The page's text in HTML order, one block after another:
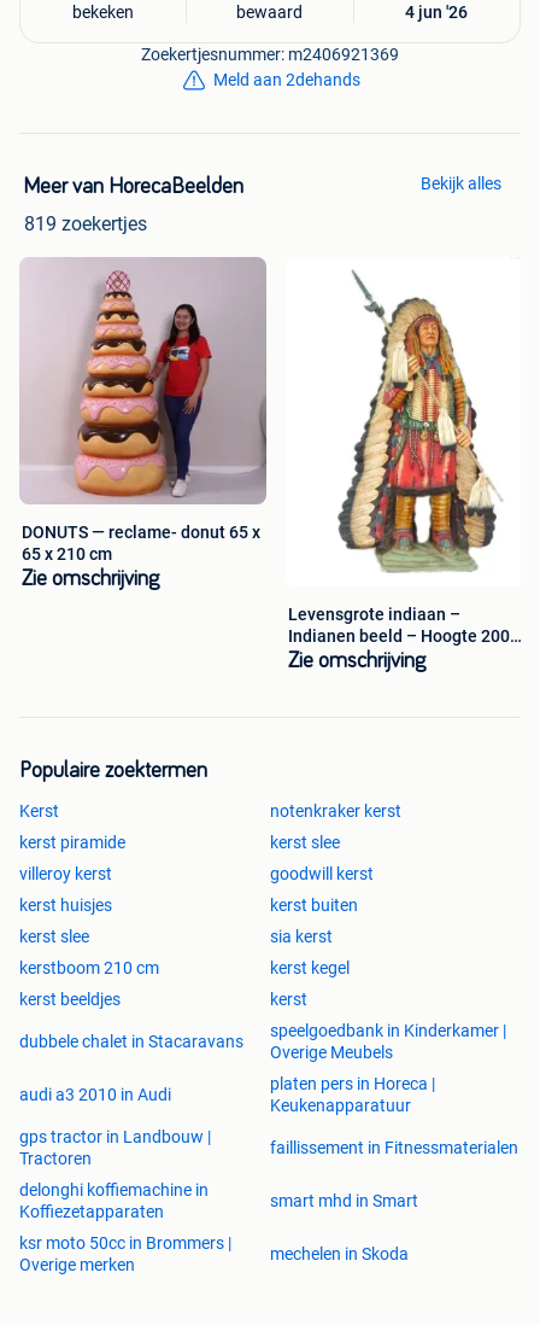
bekeken bewaard 4 jun '26
Zoekertjesnummer: m2406921369
Meld aan 2dehands
Meer van HorecaBeelden
819 zoekertjes
Bekijk alles
DONUTS — reclame- donut 65 x
65 x 210 cm
Zie omschrijving
Levensgrote indiaan –
Indianen beeld – Hoogte 200
cm
Zie omschrijving
Populaire zoektermen
Kerst
notenkraker kerst
kerst piramide
kerst slee
villeroy kerst
goodwill kerst
kerst huisjes
kerst buiten
kerst slee
sia kerst
kerstboom 210 cm
kerst kegel
kerst beeldjes
kerst
dubbele chalet in Stacaravans
speelgoedbank in Kinderkamer |
Overige Meubels
audi a3 2010 in Audi
platen pers in Horeca |
Keukenapparatuur
gps tractor in Landbouw |
Tractoren
faillissement in Fitnessmaterialen
delonghi koffiemachine in
Koffiezetapparaten
smart mhd in Smart
ksr moto 50cc in Brommers |
Overige merken
mechelen in Skoda